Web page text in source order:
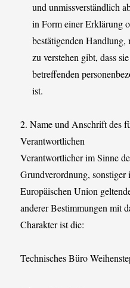
und unmissverständlich
in Form einer Erklärung
bestätigenden
zu verstehen gibt, dass
betreffenden
ist.
2. Name und Anschrift des
Verantwortlichen
Verantwortlicher im Sinne
Grundverordnung,
Europäischen Union
anderer Bestimmungen mit
Charakter ist die:
Technisches Büro